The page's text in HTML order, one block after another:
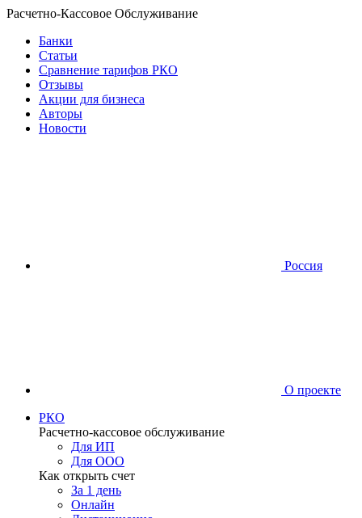
Расчетно-Кассовое Обслуживание
Банки
Статьи
Сравнение тарифов РКО
Отзывы
Акции для бизнеса
Авторы
Новости
Россия
О проекте
РКО
Расчетно-кассовое обслуживание
Для ИП
Для ООО
Как открыть счет
За 1 день
Онлайн